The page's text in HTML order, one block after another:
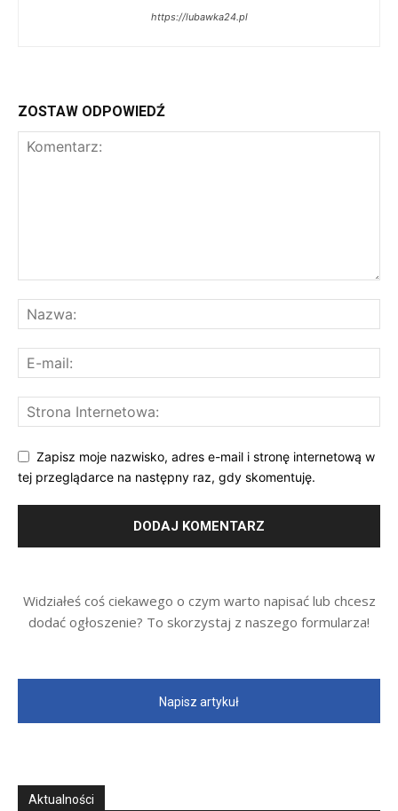
https://lubawka24.pl
ZOSTAW ODPOWIEDŹ
Zapisz moje nazwisko, adres e-mail i stronę internetową w
tej przeglądarce na następny raz, gdy skomentuję.
Widziałeś coś ciekawego o czym warto napisać lub chcesz
dodać ogłoszenie? To skorzystaj z naszego formularza!
Napisz artykuł
Aktualności